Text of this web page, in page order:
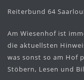
Reiterbund 64
Am Wiesenhof ist
die aktuellsten
was sonst so am Hof
Stöbern, Lesen und